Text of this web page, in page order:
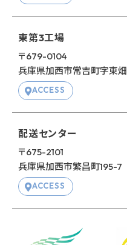
東第3⼯場
〒679-0104
兵庫県加⻄市常吉町字東畑
ACCESS
配送センター
〒675-2101
兵庫県加⻄市繁昌町195-7
ACCESS